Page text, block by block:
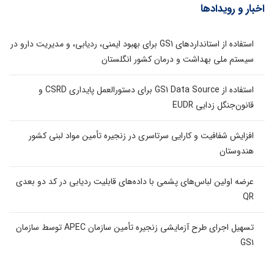
اخبار و رویدادها
استفاده از استانداردهای GS1 برای بهبود ایمنی، ردیابی، و مدیریت دارو در
سیستم ملی بهداشت و درمان کشور انگلستان
استفاده از GS1 Data Source برای دستورالعمل پایداری CSRD و
قانون‌جنگل زدایی EUDR
افزایش شفافیت و کارایی سرتاسری در زنجیره تأمین مواد لبنی کشور
هندوستان
عرضه اولین لباس‌های پشمی با داده‌های قابلیت ردیابی در کد دو بعدی
QR
تسهیل اجرای طرح آزمایشی زنجیره تأمین سازمان APEC توسط سازمان
GS1